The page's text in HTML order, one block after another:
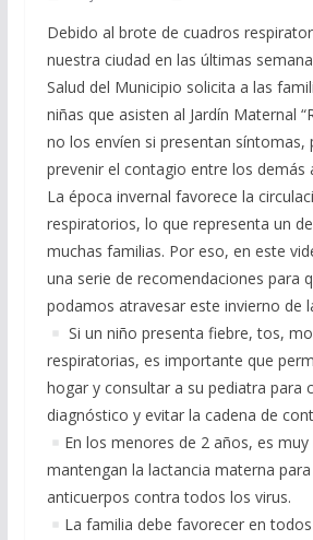
Debido al brote de cuadros
nuestra ciudad en las últimas
Salud del Municipio solicita a las
niñas que asisten al Jardín Maternal
no los envíen si presentan síntomas,
prevenir el contagio entre los demás
La época invernal favorece la
respiratorios, lo que representa un
muchas familias. Por eso, en este
una serie de recomendaciones para
podamos atravesar este invierno de
Si un niño presenta fiebre, tos,
respiratorias, es importante que
hogar y consultar a su pediatra para
diagnóstico y evitar la cadena de
En los menores de 2 años, es
mantengan la lactancia materna
anticuerpos contra todos los virus.
La familia debe favorecer en